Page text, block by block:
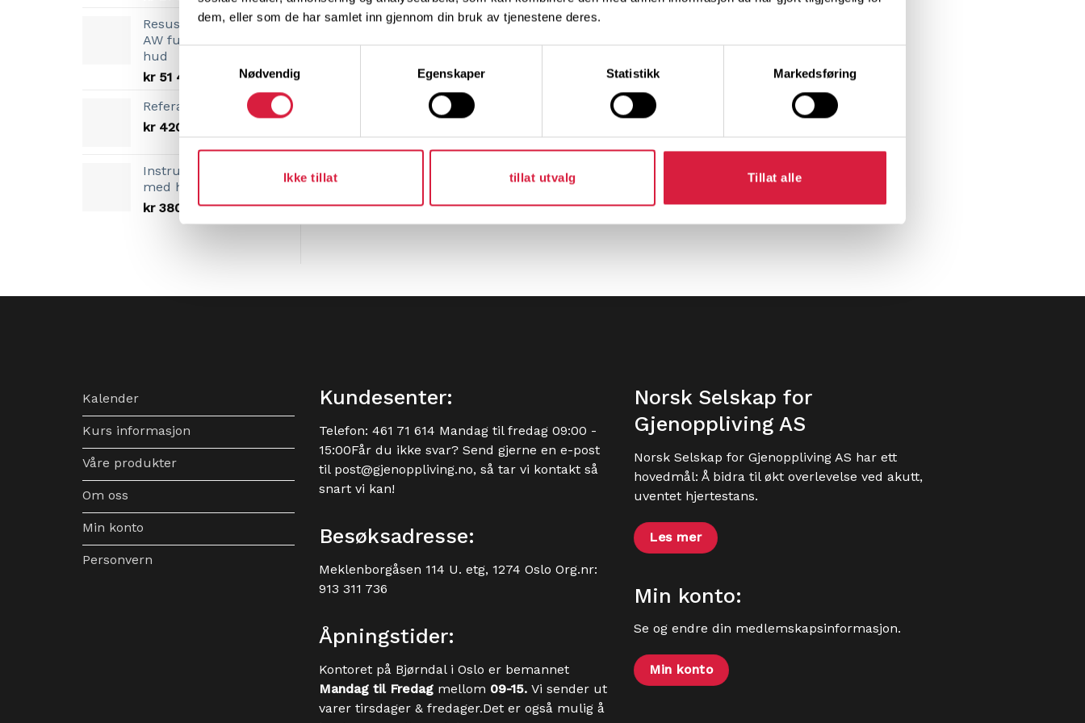
dem, eller som de har samlet inn gjennom din bruk av tjenestene deres.
Nødvendig
Egenskaper Statistikk Markedsføring
Ikke tillat tillat utvalg Tillat alle
var:
kr 23
999,00.
pris
er:
kr 21
Resusci Anne QCPR
AW full kropp mørk
hud
kr51 490,00
Referansekort Pakke
kr420,00
Instruktør jakke, grå
med hette
kr380,00
Kalender
Kurs informasjon
Våre produkter
Om oss
Min konto
Personvern
Kundesenter:
Telefon: 461 71 614 Mandag til fredag 09:00 -
15:00Får du ikke svar? Send gjerne en e-post
til post@gjenoppliving.no, så tar vi kontakt så
snart vi kan!
Besøksadresse:
Meklenborgåsen 114 U. etg, 1274 Oslo Org.nr:
913 311 736
Åpningstider:
Kontoret på Bjørndal i Oslo er bemannet
Mandag til Fredag mellom 09-15. Vi sender ut
varer tirsdager & fredager.Det er også mulig å
Norsk Selskap for
Gjenoppliving AS
Norsk Selskap for Gjenoppliving AS har ett
hovedmål: Å bidra til økt overlevelse ved akutt,
uventet hjertestans.
Les mer
Min konto:
Se og endre din medlemskapsinformasjon.
Min konto